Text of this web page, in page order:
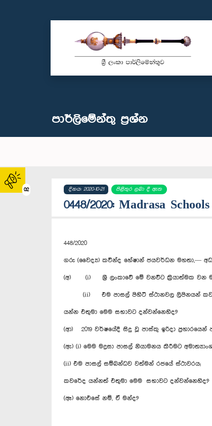
02
පාර්ලි‌මේන්තු‌ ප්‍රශ්න
දිනය: 2020-10-21 පිළිතුර ලබා දී ඇත
0448/2020: Madrasa Schools
448/2020
ගරු (වෛද්‍ය) කවින්ද හේෂාන් ජයවර්ධන මහතා,—
(අ) (i) ශ්‍රී ලංකාවේ මේ වනවිට ක්‍රියාත්මක වන
(ii) එම පාසල් පිහිටි ස්ථානවල ලිපිනයන්
යන්න එතුමා මෙම සභාවට දන්වන්නෙහිද?
(ආ) 2019 වර්ෂයේදී සිදු වූ පාස්කු ඉරිදා
(ඇ) (i) මෙම මද්‍රසා පාසල් නියාමනය කිරීමට
(ii) එම පාසල් සම්බන්ධව වත්මන් රජයේ ස්ථාවරය;
කවරේද යන්නත් එතුමා මෙම සභාවට දන්වන්නෙහිද?
(ඈ) නොඑසේ නම්, ඒ මන්ද?